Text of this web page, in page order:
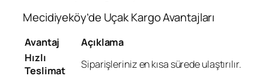
Mecidiyeköy’de Uçak Kargo Avantajları
Avantaj
Açıklama
Hızlı
Teslimat
Siparişleriniz en kısa sürede ulaştırılır.